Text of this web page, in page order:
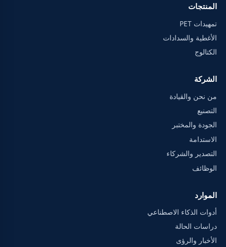
المنتجات
تمهيدات PET
الأغطية والسدادات
الكتالوج
الشركة
من نحن والقيادة
التصنيع
الجودة والمختبر
الاستدامة
التصدير والشركاء
الوظائف
الموارد
أدوات الذكاء الاصطناعي
دراسات الحالة
الأخبار والرؤى